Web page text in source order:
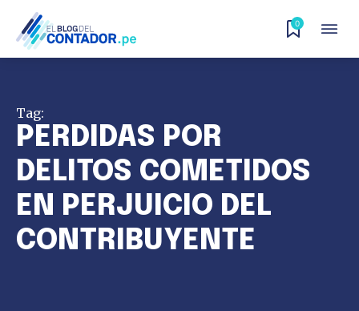
0
Tag:
PERDIDAS POR
DELITOS COMETIDOS
EN PERJUICIO DEL
CONTRIBUYENTE